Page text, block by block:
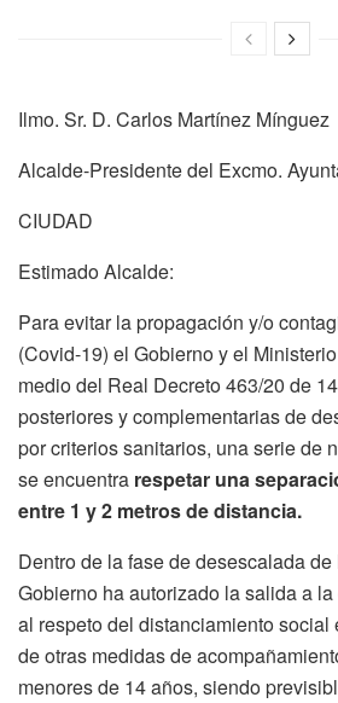
Ilmo. Sr. D. Carlos Martínez Mínguez
Alcalde-Presidente del Excmo.
CIUDAD
Estimado Alcalde:
Para evitar la propagación y/o
(Covid-19) el Gobierno y el
medio del Real Decreto 463/20 de
posteriores y complementarias de
por criterios sanitarios, una serie de
se encuentra respetar una
entre 1 y 2 metros de distancia.
Dentro de la fase de desescalada
Gobierno ha autorizado la salida a
al respeto del distanciamiento social
de otras medidas de
menores de 14 años, siendo